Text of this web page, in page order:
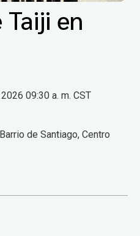
Taiji en
09:30 a. m. CST
de Santiago, Centro